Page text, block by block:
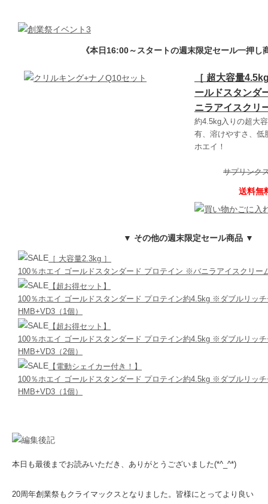
《本日16:00～スタートの週末限定セール一押し
［ 超大容量
ールドスタンダ
ニラアイスクリ
約4.5kg入りの超大
有、溶けやすさ、低
ホエイ！
サプリンク
送料無
▼ その他の週末限定セール商品 ▼
［ 大容量2.3kg ］
100％ホエイ ゴールドスタンダード プロテイン ※バニラアイスクリー
【超お得セット】
100％ホエイ ゴールドスタンダード プロテイン約4.5kg ※ダブルリッ
HMB+VD3（1個）
【超お得セット】
100％ホエイ ゴールドスタンダード プロテイン約4.5kg ※ダブルリッ
HMB+VD3（2個）
【電動シェイカー付き！】
100％ホエイ ゴールドスタンダード プロテイン約4.5kg ※ダブルリッ
HMB+VD3（1個）
本日も最後までお読みいただき、ありがとうございました(*^_^*)
20周年創業祭もクライマックスとなりました。皆様にとってより良い